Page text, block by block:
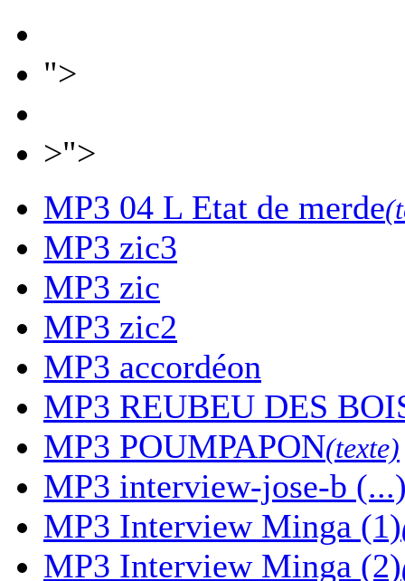
">
>">
MP3 04 L Etat de merde
MP3 zic3
MP3 zic
MP3 zic2
MP3 accordéon
MP3 REUBEU DES
MP3 POUMPAPON(texte)
MP3 interview-jose-b
MP3 Interview Minga (1)
MP3 Interview Minga (2)